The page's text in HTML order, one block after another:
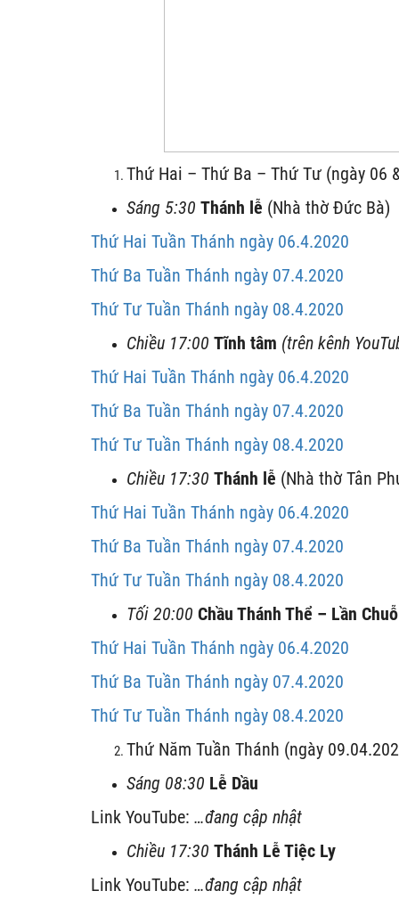
Thứ Hai – Thứ Ba – Thứ Tư (ngày 06
Sáng 5:30 Thánh lễ (Nhà thờ Đức Bà)
Thứ Hai Tuần Thánh ngày 06.4.2020
Thứ Ba Tuần Thánh ngày 07.4.2020
Thứ Tư Tuần Thánh ngày 08.4.2020
Chiều 17:00 Tĩnh tâm (trên kênh
Thứ Hai Tuần Thánh ngày 06.4.2020
Thứ Ba Tuần Thánh ngày 07.4.2020
Thứ Tư Tuần Thánh ngày 08.4.2020
Chiều 17:30 Thánh lễ (Nhà thờ Tân
Thứ Hai Tuần Thánh ngày 06.4.2020
Thứ Ba Tuần Thánh ngày 07.4.2020
Thứ Tư Tuần Thánh ngày 08.4.2020
Tối 20:00 Chầu Thánh Thể – Lần
Thứ Hai Tuần Thánh ngày 06.4.2020
Thứ Ba Tuần Thánh ngày 07.4.2020
Thứ Tư Tuần Thánh ngày 08.4.2020
Thứ Năm Tuần Thánh (ngày
Sáng 08:30 Lễ Dầu
Link YouTube: …đang cập nhật
Chiều 17:30 Thánh Lễ Tiệc Ly
Link YouTube: …đang cập nhật